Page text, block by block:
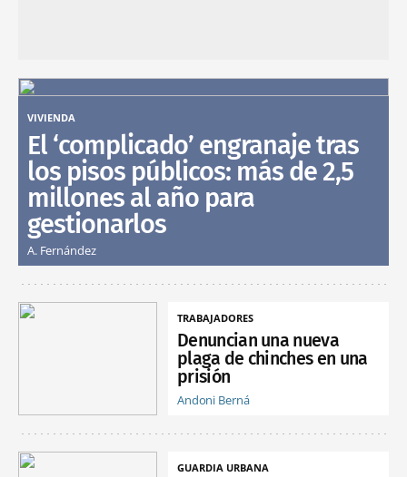
VIVIENDA
El ‘complicado’ engranaje tras
los pisos públicos: más de 2,5
millones al año para
gestionarlos
A. Fernández
TRABAJADORES
Denuncian una nueva
plaga de chinches en una
prisión
Andoni Berná
GUARDIA URBANA